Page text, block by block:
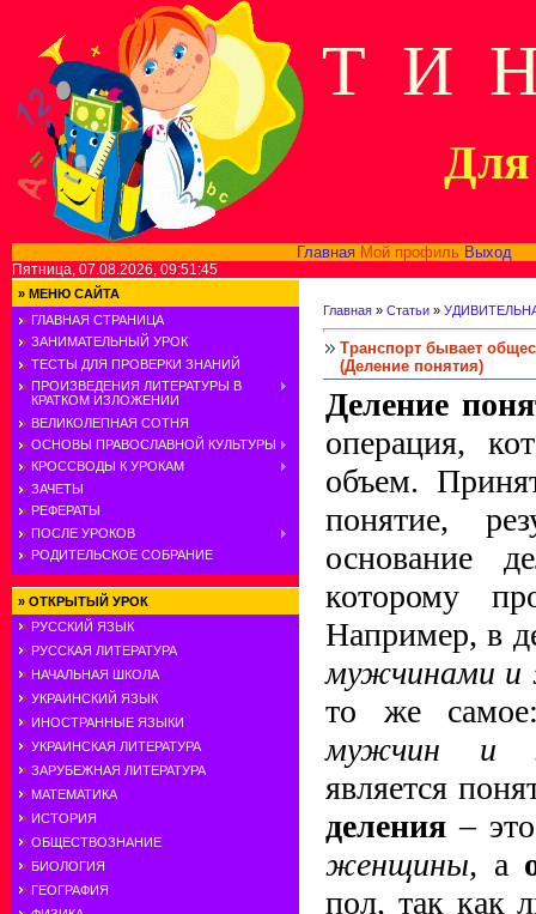
Т И
Для
Главная Мой профиль Выход
Пятница, 07.08.2026, 09:51:45
» МЕНЮ САЙТА
ГЛАВНАЯ СТРАНИЦА
ЗАНИМАТЕЛЬНЫЙ УРОК
ТЕСТЫ ДЛЯ ПРОВЕРКИ ЗНАНИЙ
ПРОИЗВЕДЕНИЯ ЛИТЕРАТУРЫ В
КРАТКОМ ИЗЛОЖЕНИИ
ВЕЛИКОЛЕПНАЯ СОТНЯ
ОСНОВЫ ПРАВОСЛАВНОЙ КУЛЬТУРЫ
КРОССВОДЫ К УРОКАМ
ЗАЧЕТЫ
РЕФЕРАТЫ
ПОСЛЕ УРОКОВ
РОДИТЕЛЬСКОЕ СОБРАНИЕ
» ОТКРЫТЫЙ УРОК
РУССКИЙ ЯЗЫК
РУССКАЯ ЛИТЕРАТУРА
НАЧАЛЬНАЯ ШКОЛА
УКРАИНСКИЙ ЯЗЫК
ИНОСТРАННЫЕ ЯЗЫКИ
УКРАИНСКАЯ ЛИТЕРАТУРА
ЗАРУБЕЖНАЯ ЛИТЕРАТУРА
МАТЕМАТИКА
ИСТОРИЯ
ОБЩЕСТВОЗНАНИЕ
БИОЛОГИЯ
ГЕОГРАФИЯ
Главная » Статьи »
Транспорт бывает
(Деление понятия)
Деление
операция,
объем.
понятие,
основание
которому
Например, в
мужчинами
то же
мужчин и
является
деления –
женщины, а
пол, так как